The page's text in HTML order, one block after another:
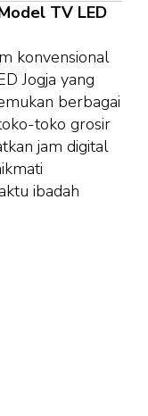
TV LED
konvensional
Jogja yang
berbagai
toko grosir
jam digital
ibadah